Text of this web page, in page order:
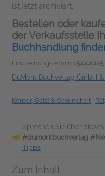
ist jetzt archiviert.
Bestellen oder
der Verkaufsstelle
Buchhandlung
Erscheinungstermin 15.04.2025
DuMont Buchverlag GmbH &
Körper, Geist & Gesundheit
Sprechen Sie über
#dumontbuchverlag
Tipps
Zum Inhalt